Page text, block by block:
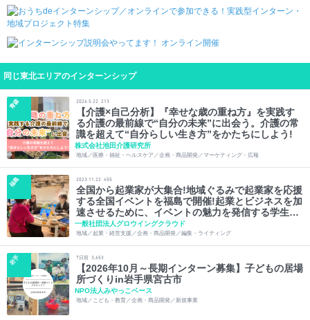
同じ東北エリアのインターンシップ
青森 2026.5.22 213
【介護×自己分析】『幸せな歳の重ね方』を実践す
る介護の最前線で“自分の未来”に出会う。介護の常
識を超えて“自分らしい生き方”をかたちにしよう!
株式会社池田介護研究所
地域／医療・福祉・ヘルスケア／企画・商品開発／マーケティング・広報
福島 2023.11.22 455
全国から起業家が大集合!地域ぐるみで起業家を応援
する全国イベントを福島で開催!起業とビジネスを加
速させるために、イベントの魅力を発信する学生ラ
イターを募集!
一般社団法人グロウイングクラウド
地域／起業・経営支援／企画・商品開発／編集・ライティング
岩手 7 日前 3,653
【2026年10月～長期インターン募集】子どもの居場
所づくりin岩手県宮古市
NPO法人みやっこベース
地域／こども・教育／企画・商品開発／新規事業